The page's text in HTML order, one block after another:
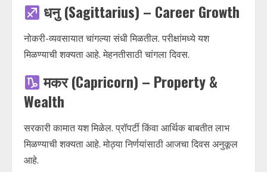
धनु (Sagittarius) – Career Growth
नोकरी-व्यवसायात चांगल्या संधी मिळतील. परीक्षांमध्ये यश
मिळण्याची शक्यता आहे. मेहनतीसाठी चांगला दिवस.
मकर (Capricorn) – Property &
Wealth
सरकारी कामात यश मिळेल. प्रॉपर्टी किंवा आर्थिक बाबतीत लाभ
मिळण्याची शक्यता आहे. मोठ्या निर्णयांसाठी आजचा दिवस अनुकूल
आहे.